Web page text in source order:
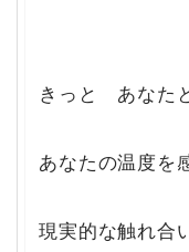
きっと あなた
あなたの温度を
現実的な触れ